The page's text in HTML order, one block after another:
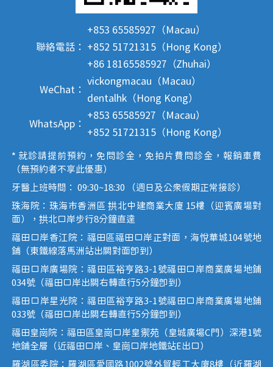
聯絡電話：
+853 65585927（Macau）
+852 51721315（Hong Kong）
+86 18165585927（Zhuhai）
WeChat：
vickongmacau（Macau）
dentalhk（Hong Kong）
WhatsApp：
+853 65585927（Macau）
+852 51721315（Hong Kong）
* 就診請提前預約，免問診金，免拍片費問診金，報銷車費
（無預約者不享此優惠）
牙醫上班時間： 09:30~18:30 （週日及公眾假期正常接診）
珠海院：珠海市香洲區 拱北中建商業大廈 15樓（迎賓廣場對
面），拱北口岸步行8分鐘直達
福田口岸香江院：福田區福田口岸正對面，海悅華城104號地
鋪（東鐵線落馬洲站出關對面即到）
福田口岸廣場院：福田區裕亨路3-1號福田口岸商業廣場地鋪
034號（福田口岸出關右轉直行5分鐘即到）
福田口岸星光院：福田區裕亨路3-1號福田口岸商業廣場地鋪
033號（福田口岸出關右轉直行5分鐘即到）
福田皇崗院：福田區皇崗口岸皇禦苑（皇城廣場C門）深港1號
地鋪全層（近福田口岸、皇崗口岸地鐵站E出口）
羅湖區委院：羅湖區愛國路1002號外貿輕工大廈8樓（近羅湖